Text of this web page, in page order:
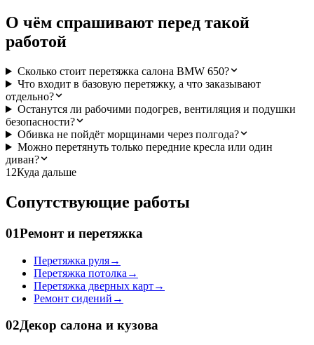
О чём спрашивают перед такой
работой
Сколько стоит перетяжка салона BMW 650?
Что входит в базовую перетяжку, а что заказывают
отдельно?
Останутся ли рабочими подогрев, вентиляция и подушки
безопасности?
Обивка не пойдёт морщинами через полгода?
Можно перетянуть только передние кресла или один
диван?
12Куда дальше
Сопутствующие работы
01Ремонт и перетяжка
Перетяжка руля→
Перетяжка потолка →
Перетяжка дверных карт→
Ремонт сидений →
02Декор салона и кузова